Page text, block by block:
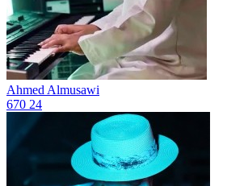
Ahmed Almusawi
670 24